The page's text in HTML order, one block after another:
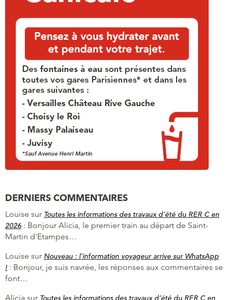
DERNIERS COMMENTAIRES
Louise sur Toutes les informations des travaux d’été du RER C en
2026 : Bonjour Alicia, le premier train au départ de Saint-
Martin d'Etampes…
Louise sur Nouveau : l’information voyageur arrive sur WhatsApp
! : Bonjour, je suis navrée, les réponses aux commentaires se
font…
Alicia sur Toutes les informations des travaux d’été du RER C en